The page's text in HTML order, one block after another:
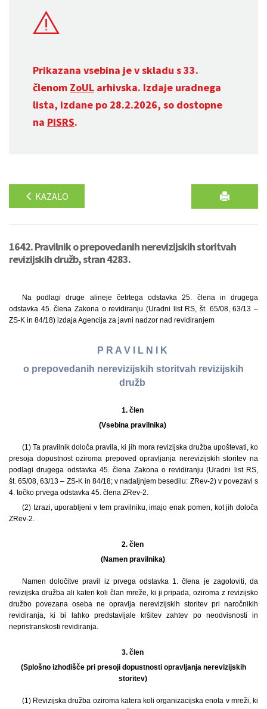
Prikazana vsebina je v skladu s 33.
členom ZoUL arhivska. Izdaje uradnega
lista, izdane po 28.2.2026, so dostopne
na PISRS.
KAZALO
1642. Pravilnik o prepovedanih nerevizijskih storitvah
revizijskih družb, stran 4283.
Na podlagi druge alineje četrtega odstavka 25. člena in drugega
odstavka 45. člena Zakona o revidiranju (Uradni list RS, št. 65/08, 63/13 –
ZS-K in 84/18) izdaja Agencija za javni nadzor nad revidiranjem
P R A V I L N I K
o prepovedanih nerevizijskih storitvah revizijskih
družb
1. člen
(Vsebina pravilnika)
(1) Ta pravilnik določa pravila, ki jih mora revizijska družba upoštevati, ko
presoja dopustnost oziroma prepoved opravljanja nerevizijskih storitev na
podlagi drugega odstavka 45. člena Zakona o revidiranju (Uradni list RS,
št. 65/08, 63/13 – ZS-K in 84/18; v nadaljnjem besedilu: ZRev-2) v povezavi s
4. točko prvega odstavka 45. člena ZRev-2.
(2) Izrazi, uporabljeni v tem pravilniku, imajo enak pomen, kot jih določa
ZRev-2.
2. člen
(Namen pravilnika)
Namen določitve pravil iz prvega odstavka 1. člena je zagotoviti, da
revizijska družba ali kateri koli član mreže, ki ji pripada, oziroma z revizijsko
družbo povezana oseba ne opravlja nerevizijskih storitev pri naročnikih
revidiranja, ki bi lahko predstavljale kršitev zahtev po neodvisnosti in
nepristranskosti revidiranja.
3. člen
(Splošno izhodišče pri presoji dopustnosti opravljanja nerevizijskih
storitev)
(1) Revizijska družba oziroma katera koli organizacijska enota v mreži, ki